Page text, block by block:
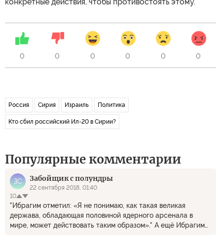
0 0 0 0 0 0
Россия Сирия Израиль Политика
Кто сбил российский Ил-20 в Сирии?
Популярные комментарии
ЗС Забойщик с полундры
22 сентября 2018, 01:40
10
"Ибрагим отметил: «Я не понимаю, как такая великая
держава, обладающая половиной ядерного арсенала в
мире, может действовать таким образом»." А ещё Ибрагим